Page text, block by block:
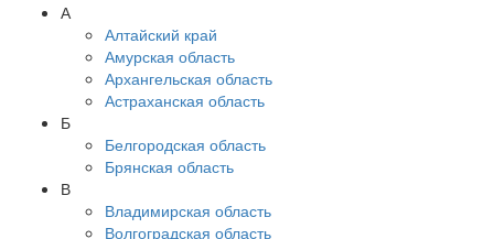
А
Алтайский край
Амурская область
Архангельская область
Астраханская область
Б
Белгородская область
Брянская область
В
Владимирская область
Волгоградская область